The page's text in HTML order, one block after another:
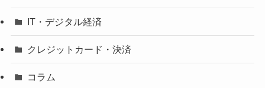
IT・デジタル経済
クレジットカード・決済
コラム